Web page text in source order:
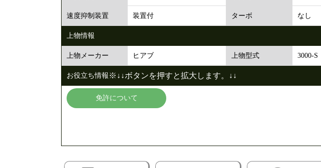
速度抑制装置 装置付 ターボ なし
上物情報
上物メーカー ヒアブ 上物型式 3000-S
お役立ち情報 ※↓↓ボタンを押すと拡大します。↓↓
免許について